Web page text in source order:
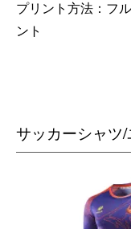
プリント方法：フ
ント
サッカーシャツ